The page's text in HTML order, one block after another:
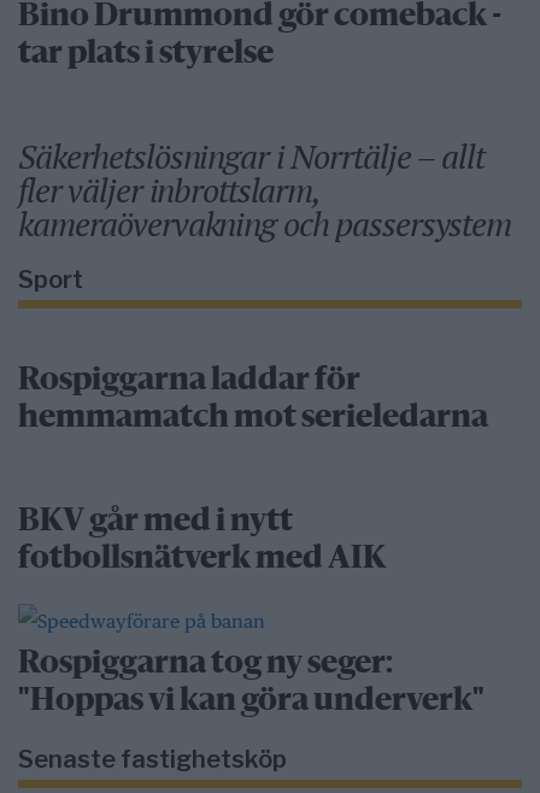
Bino Drummond gör comeback -
tar plats i styrelse
Säkerhetslösningar i Norrtälje – allt
fler väljer inbrottslarm,
kameraövervakning och passersystem
Sport
Rospiggarna laddar för
hemmamatch mot serieledarna
BKV går med i nytt
fotbollsnätverk med AIK
Rospiggarna tog ny seger:
"Hoppas vi kan göra underverk"
Senaste fastighetsköp